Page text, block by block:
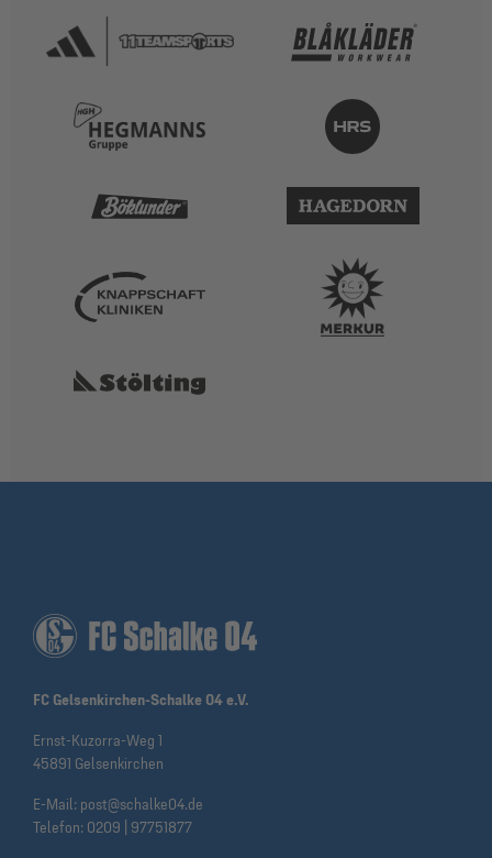
FC Gelsenkirchen-Schalke 04 e.V.
Ernst-Kuzorra-Weg 1
45891 Gelsenkirchen
E-Mail: post@schalke04.de
Telefon: 0209 | 97751877